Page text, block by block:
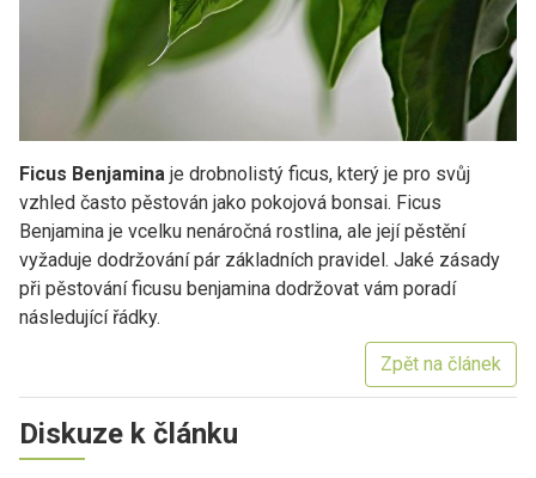
Ficus Benjamina je drobnolistý ficus, který je pro svůj
vzhled často pěstován jako pokojová bonsai. Ficus
Benjamina je vcelku nenáročná rostlina, ale její pěstění
vyžaduje dodržování pár základních pravidel. Jaké zásady
při pěstování ficusu benjamina dodržovat vám poradí
následující řádky.
Zpět na článek
Diskuze k článku